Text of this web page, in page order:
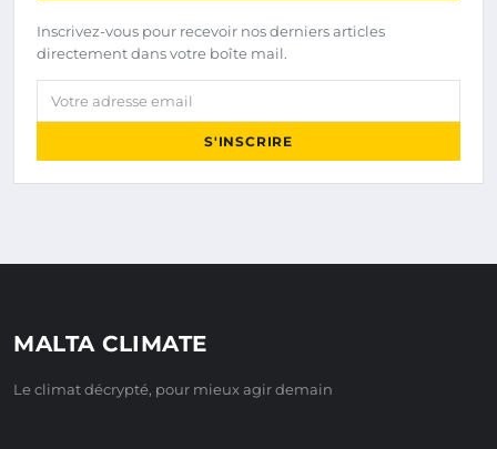
Inscrivez-vous pour recevoir nos derniers articles
directement dans votre boîte mail.
Votre adresse email
S'INSCRIRE
MALTA CLIMATE
Le climat décrypté, pour mieux agir demain